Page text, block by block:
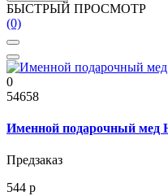
БЫСТРЫЙ ПРОСМОТР
(0)
0
54658
Именной подарочный мед
Предзаказ
544 р